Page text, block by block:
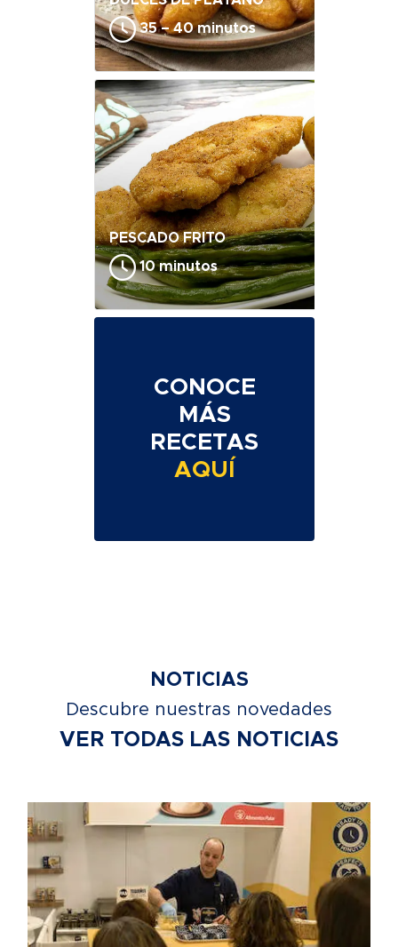
35 – 40 minutos
PESCADO FRITO
10 minutos
CONOCE
MÁS
RECETAS
AQUÍ
NOTICIAS
Descubre nuestras novedades
VER TODAS LAS NOTICIAS